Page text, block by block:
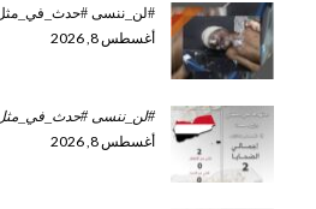
#لن_ننسى
أغسطس 8, 2026
#لن_ننسى
أغسطس 8, 2026